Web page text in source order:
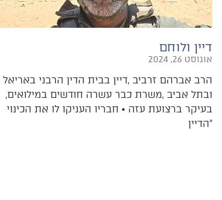
דיין ולוחם
אוגוסט 26, 2024
‬ובתל‭ ‬אביב‭, ‬משרת‭ ‬כבר‭ ‬עשרה‭ ‬חודשים‭ ‬במילואים‭,
‬‮"‬הדיין‭